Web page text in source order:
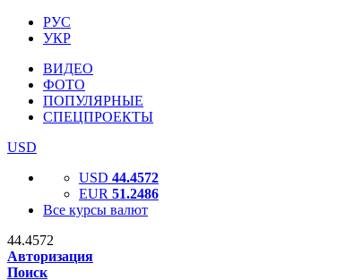
РУС
УКР
ВИДЕО
ФОТО
ПОПУЛЯРНЫЕ
СПЕЦПРОЕКТЫ
USD
USD 44.4572
EUR 51.2486
Все курсы валют
44.4572
Авторизация
Поиск